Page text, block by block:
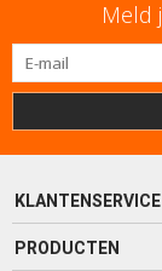
Meld
KLANTENSERVICE
PRODUCTEN